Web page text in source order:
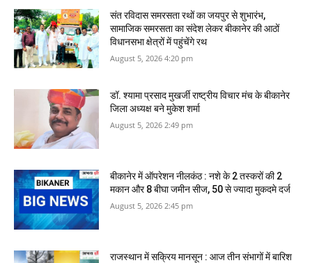
संत रविदास समरसता रथों का जयपुर से शुभारंभ,
सामाजिक समरसता का संदेश लेकर बीकानेर की आठों
विधानसभा क्षेत्रों में पहुंचेंगे रथ
August 5, 2026 4:20 pm
डॉ. श्यामा प्रसाद मुखर्जी राष्ट्रीय विचार मंच के बीकानेर
जिला अध्यक्ष बने मुकेश शर्मा
August 5, 2026 2:49 pm
बीकानेर में ऑपरेशन नीलकंठ : नशे के 2 तस्करों की 2
मकान और 8 बीघा जमीन सीज, 50 से ज्यादा मुकदमे दर्ज
August 5, 2026 2:45 pm
राजस्‍थान में सक्रिय मानसून : आज तीन संभागों में बारिश